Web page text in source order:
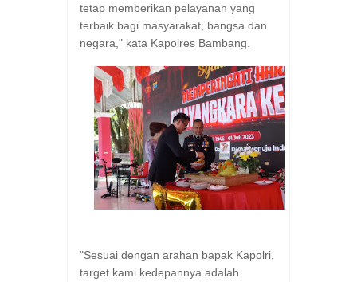
tetap memberikan pelayanan yang
terbaik bagi masyarakat, bangsa dan
negara," kata Kapolres Bambang.
"Sesuai dengan arahan bapak Kapolri,
target kami kedepannya adalah